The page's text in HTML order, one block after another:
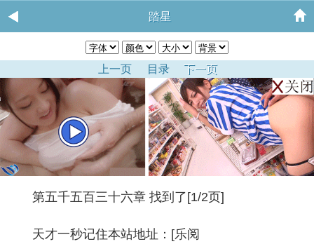
踏星
上一页 目录 下一页
第五千五百三十六章 找到了[1/2页]
天才一秒记住本站地址：[乐阅